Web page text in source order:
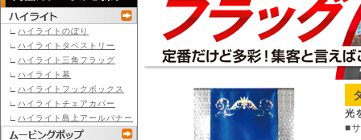
∟ ハイライトのぼり
∟ ハイライトタペストリー
∟ ハイライト三角フラッグ
∟ ハイライト幕
∟ ハイライトフックボックス
∟ ハイライトチェアカバー
∟ ハイライト島上アールバナー
光
■